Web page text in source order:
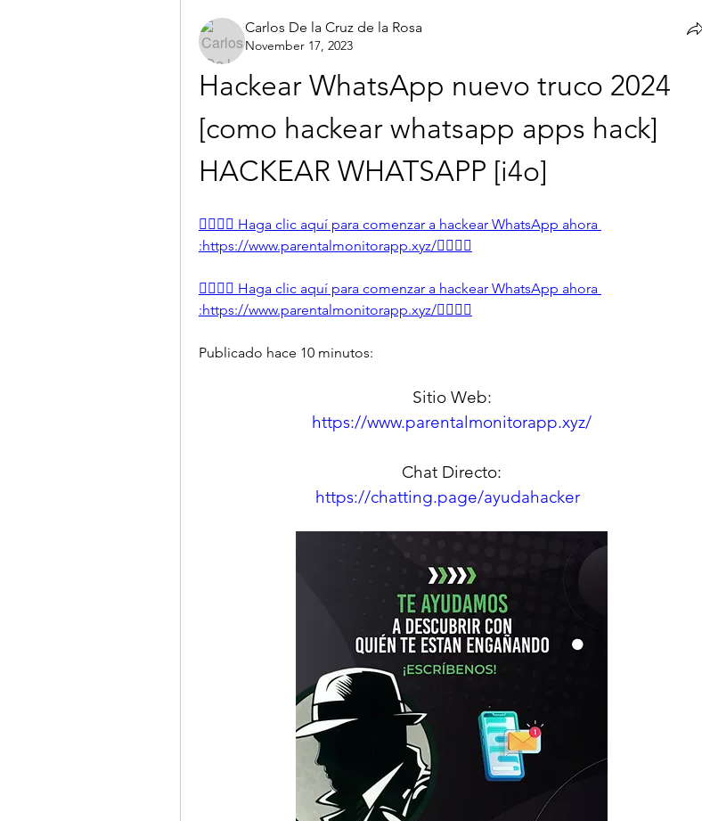
Carlos De la Cruz de la Rosa
November 17, 2023
Hackear WhatsApp nuevo truco 2024
[como hackear whatsapp apps hack]
HACKEAR WHATSAPP [i4o]
👉🏻👉🏻 Haga clic aquí para comenzar a hackear WhatsApp ahora
:https://www.parentalmonitorapp.xyz/👈🏻👈🏻
👉🏻👉🏻 Haga clic aquí para comenzar a hackear WhatsApp ahora
:https://www.parentalmonitorapp.xyz/👈🏻👈🏻
Publicado hace 10 minutos:
Sitio Web:
https://www.parentalmonitorapp.xyz/
Chat Directo:
https://chatting.page/ayudahacker